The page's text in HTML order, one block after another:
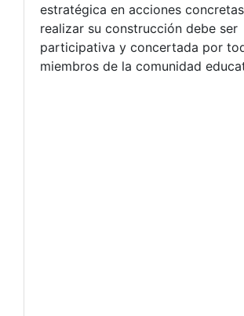
estratégica en acciones
realizar su construcción debe ser
participativa y concertada por
miembros de la comunidad